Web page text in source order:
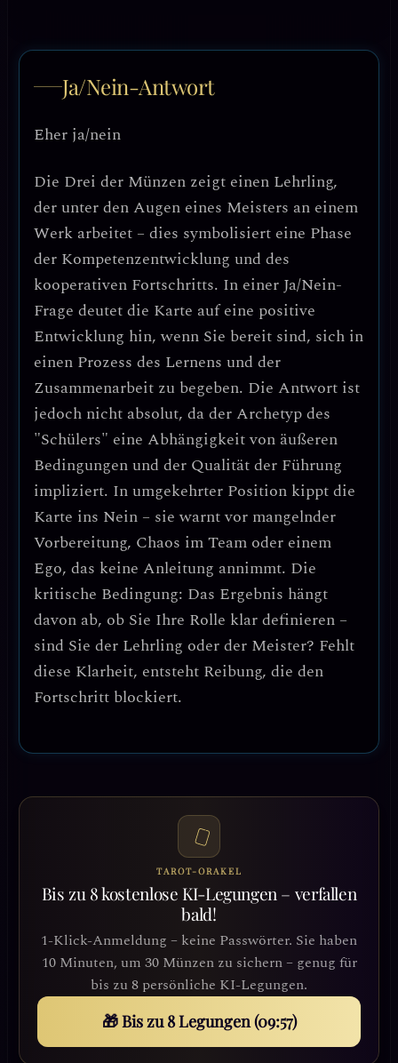
Ja/Nein-Antwort
Eher ja/nein
Die Drei der Münzen zeigt einen Lehrling,
der unter den Augen eines Meisters an einem
Werk arbeitet – dies symbolisiert eine Phase
der Kompetenzentwicklung und des
kooperativen Fortschritts. In einer Ja/Nein-
Frage deutet die Karte auf eine positive
Entwicklung hin, wenn Sie bereit sind, sich in
einen Prozess des Lernens und der
Zusammenarbeit zu begeben. Die Antwort ist
jedoch nicht absolut, da der Archetyp des
"Schülers" eine Abhängigkeit von äußeren
Bedingungen und der Qualität der Führung
impliziert. In umgekehrter Position kippt die
Karte ins Nein – sie warnt vor mangelnder
Vorbereitung, Chaos im Team oder einem
Ego, das keine Anleitung annimmt. Die
kritische Bedingung: Das Ergebnis hängt
davon ab, ob Sie Ihre Rolle klar definieren –
sind Sie der Lehrling oder der Meister? Fehlt
diese Klarheit, entsteht Reibung, die den
Fortschritt blockiert.
TAROT-ORAKEL
Bis zu 8 kostenlose KI-Legungen – verfallen
bald!
1-Klick-Anmeldung – keine Passwörter. Sie haben
10 Minuten, um 30 Münzen zu sichern – genug für
bis zu 8 persönliche KI-Legungen.
🎁 Bis zu 8 Legungen (09:54)